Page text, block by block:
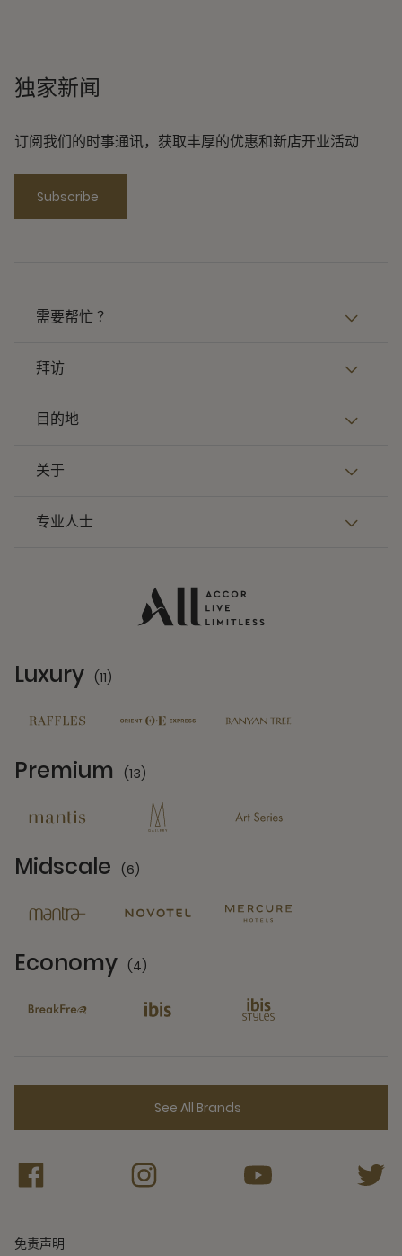
独家新闻
订阅我们的时事通讯，获取丰厚的优惠和新店开业活动
Subscribe
需要帮忙 ？
拜访
目的地
关于
专业人士
Luxury (11)
Premium (13)
Midscale (6)
Economy (4)
See All Brands
免责声明